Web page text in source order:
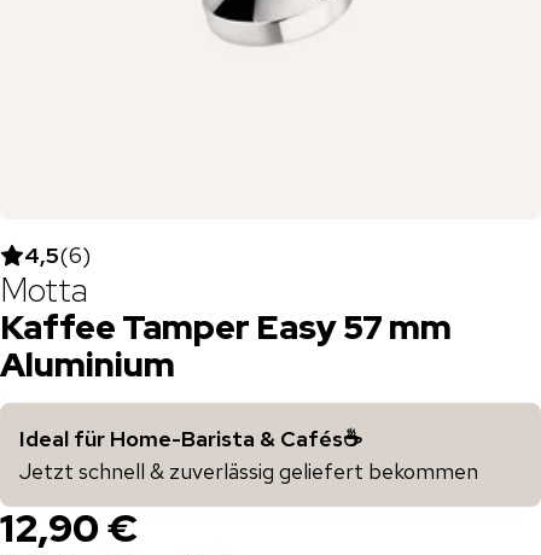
4,5(6)
Motta
Kaffee Tamper Easy 57 mm
Aluminium
Ideal für Home-Barista & Cafés☕️
Jetzt schnell & zuverlässig geliefert bekommen
12,90 €